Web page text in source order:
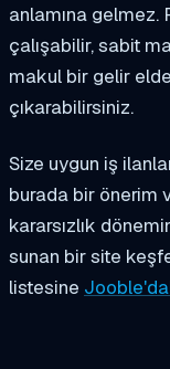
anlamına
çalışabilir, sabit
makul bir gelir elde
çıkarabilirsiniz.
Size uygun iş
burada bir önerim
kararsızlık
sunan bir site
listesine